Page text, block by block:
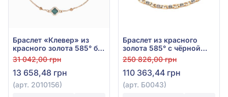
Браслет «Клевер» из
красного золота 585° без
вставки, арт. 2010156
31 042,00 грн
13 658,48 грн
(арт. 2010156)
Браслет из красного
золота 585° с чёрной
эмалью, арт. Б0043
250 826,00 грн
110 363,44 грн
(арт. Б0043)